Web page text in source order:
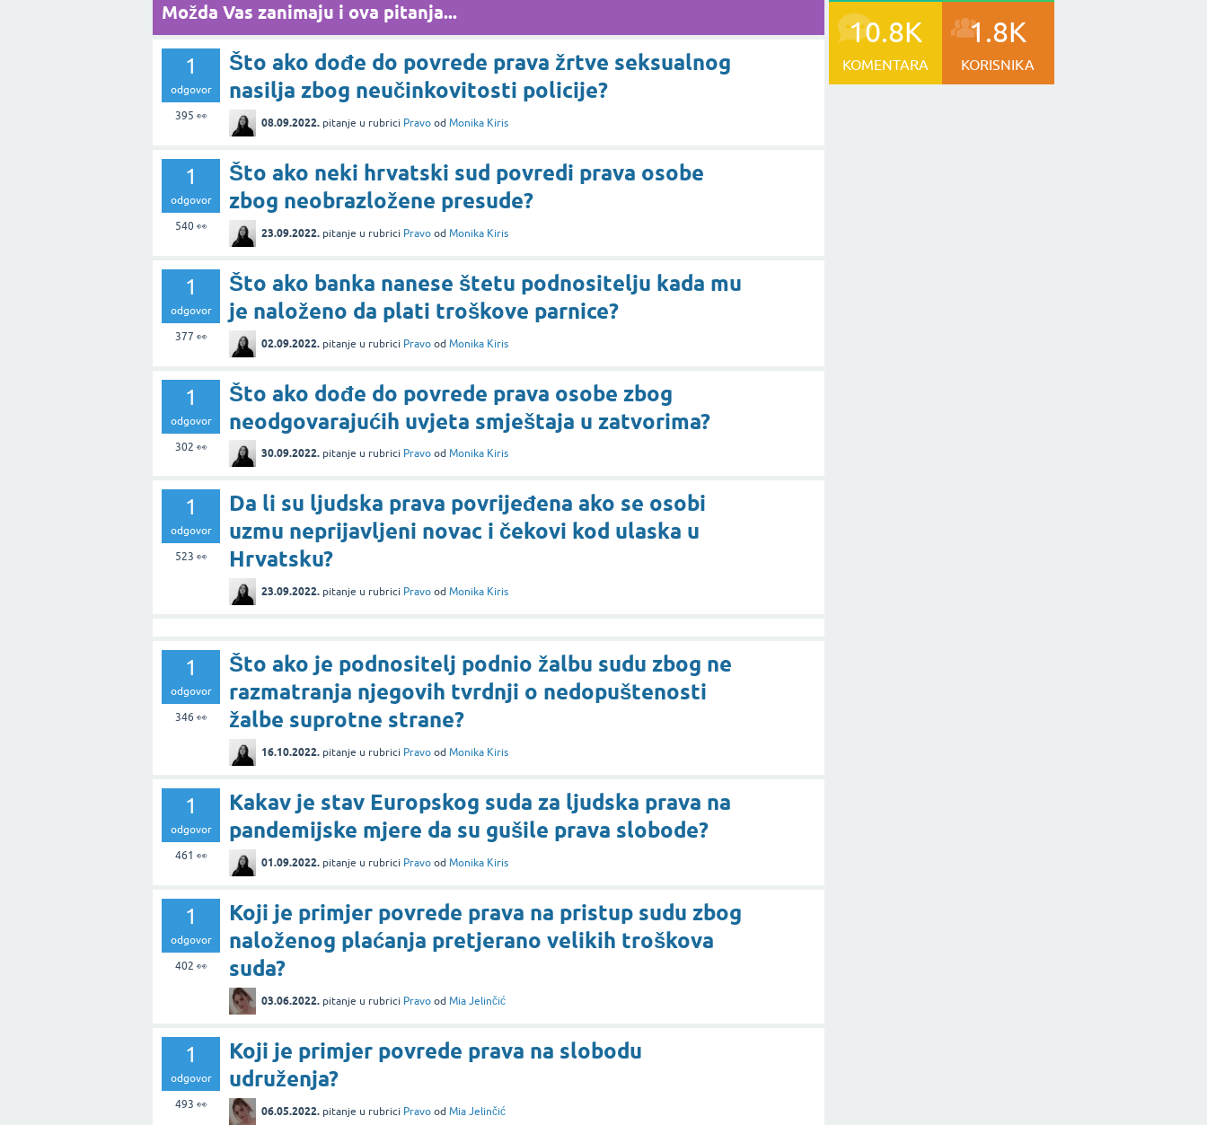
Možda Vas zanimaju i ova pitanja...
1
odgovor
395 👀
Što ako dođe do povrede prava žrtve seksualnog
nasilja zbog neučinkovitosti policije?
08.09.2022. pitanje u rubrici Pravo od Monika Kiris
1
odgovor
540👀
Što ako neki hrvatski sud povredi prava osobe
zbog neobrazložene presude?
23.09.2022. pitanje u rubrici Pravo od Monika Kiris
1
odgovor
377 👀
Što ako banka nanese štetu podnositelju kada mu
je naloženo da plati troškove parnice?
02.09.2022. pitanje u rubrici Pravo od Monika Kiris
1
odgovor
302 👀
Što ako dođe do povrede prava osobe zbog
neodgovarajućih uvjeta smještaja u zatvorima?
30.09.2022. pitanje u rubrici Pravo od Monika Kiris
1
odgovor
523 👀
Da li su ljudska prava povrijeđena ako se osobi
uzmu neprijavljeni novac i čekovi kod ulaska u
Hrvatsku?
23.09.2022. pitanje u rubrici Pravo od Monika Kiris
1
odgovor
346 👀
Što ako je podnositelj podnio žalbu sudu zbog ne
razmatranja njegovih tvrdnji o nedopuštenosti
žalbe suprotne strane?
16.10.2022. pitanje u rubrici Pravo od Monika Kiris
1
odgovor
461 👀
Kakav je stav Europskog suda za ljudska prava na
pandemijske mjere da su gušile prava slobode?
01.09.2022. pitanje u rubrici Pravo od Monika Kiris
1
odgovor
402 👀
Koji je primjer povrede prava na pristup sudu zbog
naloženog plaćanja pretjerano velikih troškova
suda?
03.06.2022. pitanje u rubrici Pravo od Mia Jelinčić
1
odgovor
493 👀
Koji je primjer povrede prava na slobodu
udruženja?
06.05.2022. pitanje u rubrici Pravo od Mia Jelinčić
10.8K
KOMENTARA
1.8K
KORISNIKA